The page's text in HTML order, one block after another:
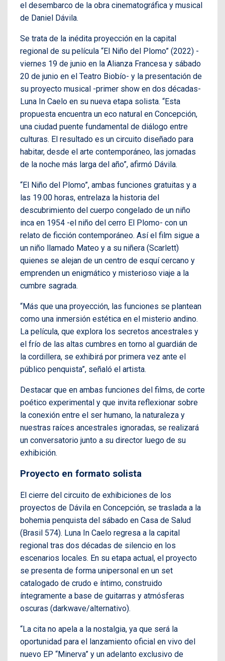
el desembarco de la obra cinematográfica y musical
de Daniel Dávila.
Se trata de la inédita proyección en la capital
regional de su película “El Niño del Plomo” (2022) -
viernes 19 de junio en la Alianza Francesa y sábado
20 de junio en el Teatro Biobío- y la presentación de
su proyecto musical -primer show en dos décadas-
Luna In Caelo en su nueva etapa solista. “Esta
propuesta encuentra un eco natural en Concepción,
una ciudad puente fundamental de diálogo entre
culturas. El resultado es un circuito diseñado para
habitar, desde el arte contemporáneo, las jornadas
de la noche más larga del año”, afirmó Dávila.
“El Niño del Plomo”, ambas funciones gratuitas y a
las 19.00 horas, entrelaza la historia del
descubrimiento del cuerpo congelado de un niño
inca en 1954 -el niño del cerro El Plomo- con un
relato de ficción contemporáneo. Así el film sigue a
un niño llamado Mateo y a su niñera (Scarlett)
quienes se alejan de un centro de esquí cercano y
emprenden un enigmático y misterioso viaje a la
cumbre sagrada.
“Más que una proyección, las funciones se plantean
como una inmersión estética en el misterio andino.
La película, que explora los secretos ancestrales y
el frío de las altas cumbres en torno al guardián de
la cordillera, se exhibirá por primera vez ante el
público penquista”, señaló el artista.
Destacar que en ambas funciones del films, de corte
poético experimental y que invita reflexionar sobre
la conexión entre el ser humano, la naturaleza y
nuestras raíces ancestrales ignoradas, se realizará
un conversatorio junto a su director luego de su
exhibición.
Proyecto en formato solista
El cierre del circuito de exhibiciones de los
proyectos de Dávila en Concepción, se traslada a la
bohemia penquista del sábado en Casa de Salud
(Brasil 574). Luna In Caelo regresa a la capital
regional tras dos décadas de silencio en los
escenarios locales. En su etapa actual, el proyecto
se presenta de forma unipersonal en un set
catalogado de crudo e íntimo, construido
íntegramente a base de guitarras y atmósferas
oscuras (darkwave/alternativo).
“La cita no apela a la nostalgia, ya que será la
oportunidad para el lanzamiento oficial en vivo del
nuevo EP “Minerva” y un adelanto exclusivo de